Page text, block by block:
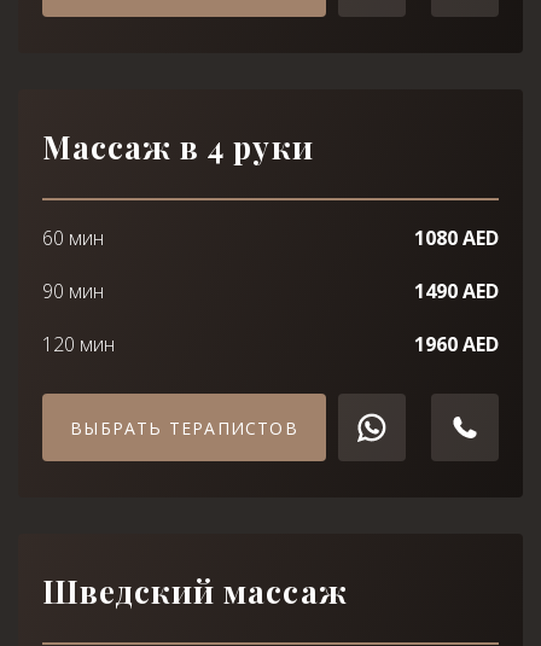
Массаж в 4 руки
60 мин
1080 AED
90 мин
1490 AED
120 мин
1960 AED
ВЫБРАТЬ ТЕРАПИСТОВ
Шведский массаж